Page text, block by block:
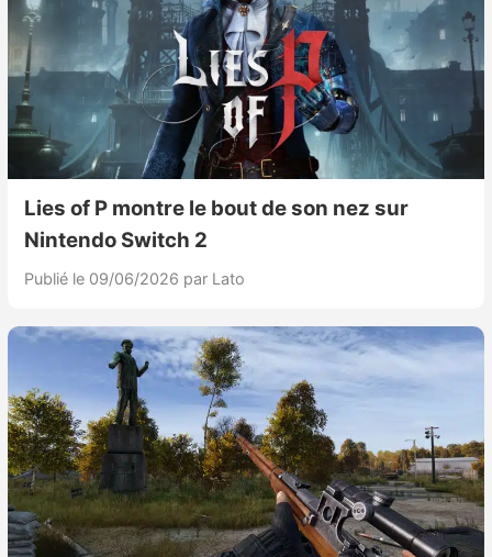
Lies of P montre le bout de son nez sur
Nintendo Switch 2
Publié le 09/06/2026 par Lato